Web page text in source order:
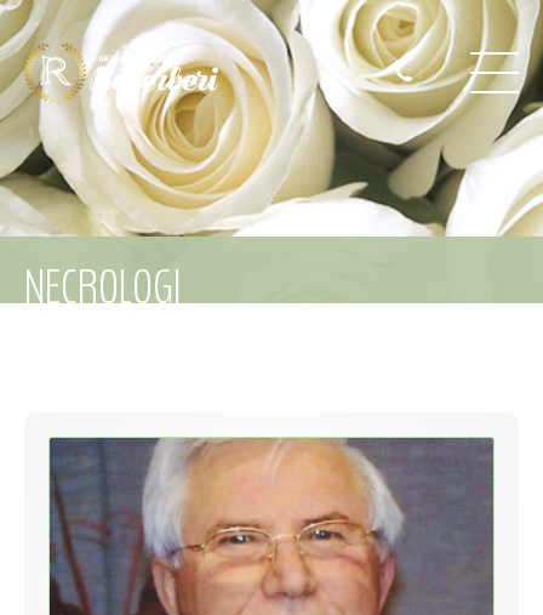
NECROLOGI